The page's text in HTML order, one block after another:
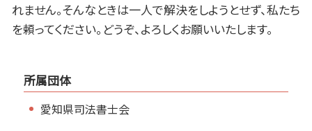
れません。そんなときは一人で解決をしようとせず、私たち
を頼ってください。どうぞ、よろしくお願いいたします。
所属団体
愛知県司法書士会